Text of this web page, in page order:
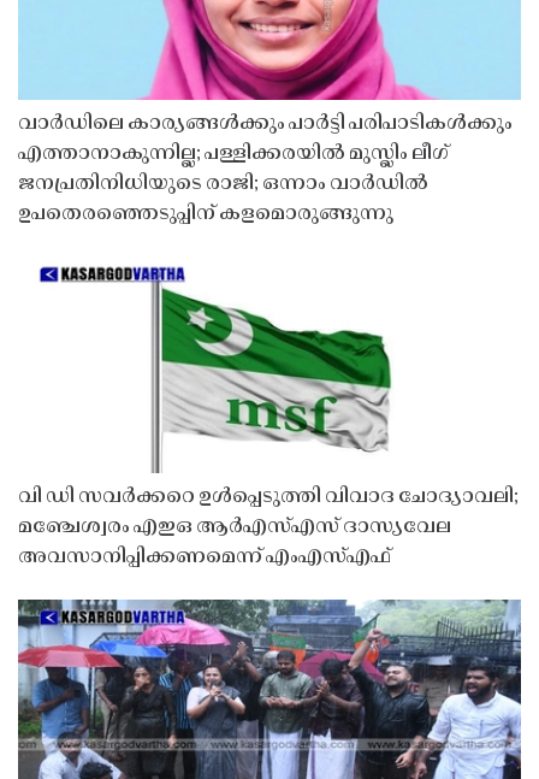
വാർഡിലെ കാര്യങ്ങൾക്കും പാർട്ടി പരിപാടികൾക്കും
എത്താനാകുന്നില്ല; പള്ളിക്കരയിൽ മുസ്ലിം ലീഗ്
ജനപ്രതിനിധിയുടെ രാജി; ഒന്നാം വാർഡിൽ
ഉപതെരഞ്ഞെടുപ്പിന് കളമൊരുങ്ങുന്നു
വി ഡി സവർക്കറെ ഉൾപ്പെടുത്തി വിവാദ ചോദ്യാവലി;
മഞ്ചേശ്വരം എഇഒ ആർഎസ്എസ് ദാസ്യവേല
അവസാനിപ്പിക്കണമെന്ന് എംഎസ്എഫ്